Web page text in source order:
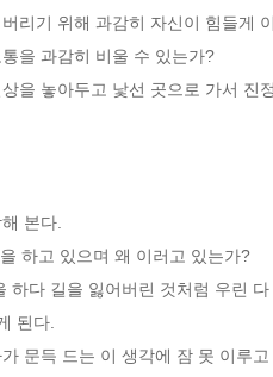
리기 위해 과감히 자신이 힘들게 이
을 과감히 비울 수 있는가?
을 놓아두고 낯선 곳으로 가서 진정
본다.
하고 있으며 왜 이러고 있는가?
하다 길을 잃어버린 것처럼 우린 다
된다.
문득 드는 이 생각에 잠 못 이루고